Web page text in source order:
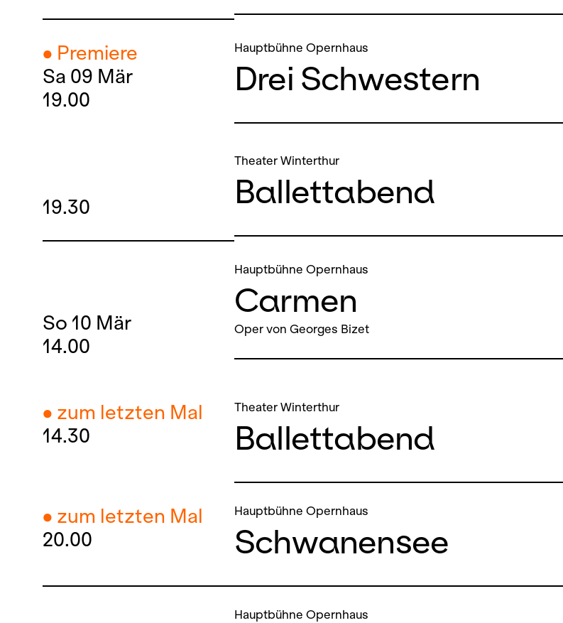
● Premiere
Sa 09 Mär
19.00
Hauptbühne Opernhaus
Drei Schwestern
19.30
Theater Winterthur
Ballettabend
So 10 Mär
14.00
Hauptbühne Opernhaus
Carmen
Oper von Georges Bizet
● zum letzten Mal
14.30
Theater Winterthur
Ballettabend
● zum letzten Mal
20.00
Hauptbühne Opernhaus
Schwanensee
Hauptbühne Opernhaus